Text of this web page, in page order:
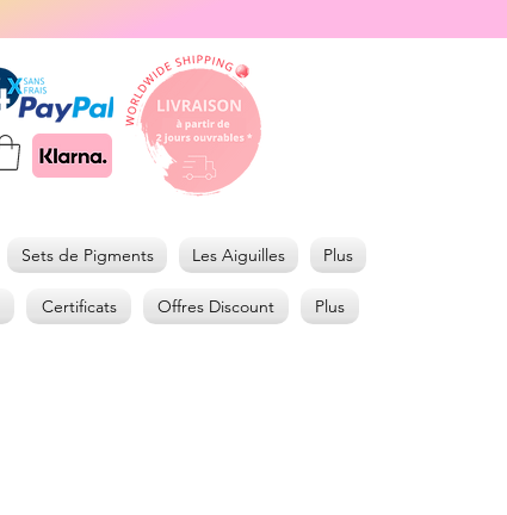
Sets de Pigments Les Aiguilles Plus
Certificats Offres Discount Plus